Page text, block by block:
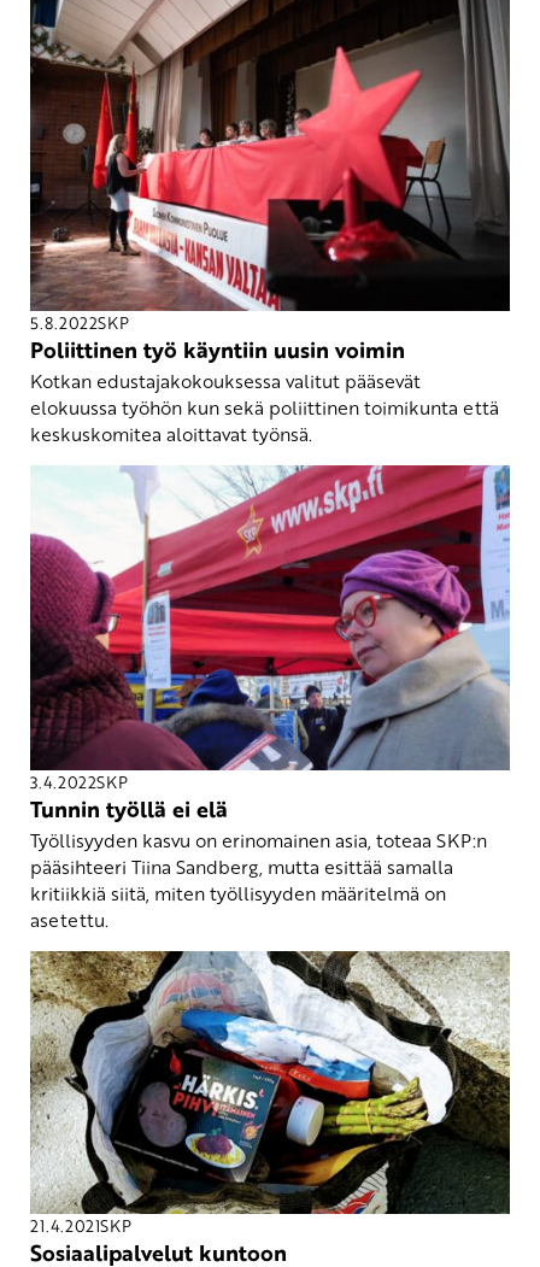
5.8.2022SKP
Poliittinen työ käyntiin uusin voimin
Kotkan edustajakokouksessa valitut pääsevät
elokuussa työhön kun sekä poliittinen toimikunta että
keskuskomitea aloittavat työnsä.
3.4.2022SKP
Tunnin työllä ei elä
Työllisyyden kasvu on erinomainen asia, toteaa SKP:n
pääsihteeri Tiina Sandberg, mutta esittää samalla
kritiikkiä siitä, miten työllisyyden määritelmä on
asetettu.
21.4.2021SKP
Sosiaalipalvelut kuntoon